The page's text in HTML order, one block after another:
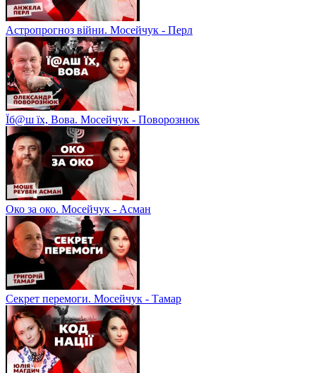
Астропрогноз війни. Мосейчук - Перл
Їб@ш їх, Вова. Мосейчук - Поворознюк
Око за око. Мосейчук - Асман
Секрет перемоги. Мосейчук - Тамар